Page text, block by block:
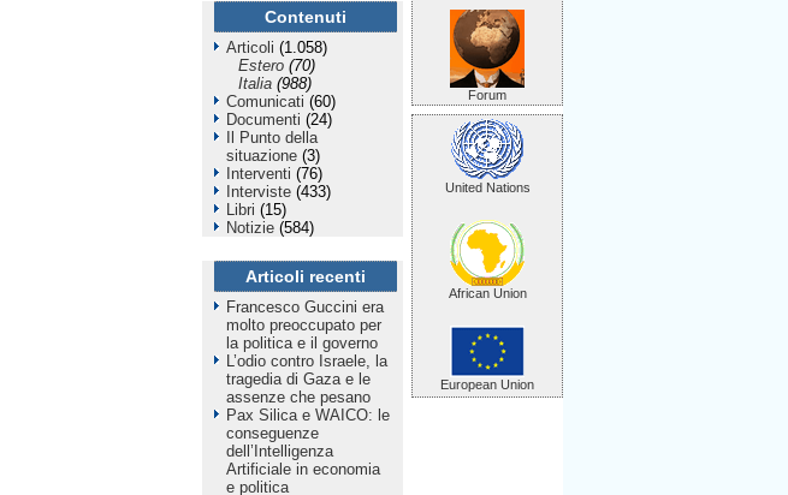
Contenuti
Articoli (1.058)
Estero (70)
Italia (988)
Comunicati (60)
Documenti (24)
Il Punto della
situazione (3)
Interventi (76)
Interviste (433)
Libri (15)
Notizie (584)
Articoli recenti
Francesco Guccini era
molto preoccupato per
la politica e il governo
L’odio contro Israele, la
tragedia di Gaza e le
assenze che pesano
Pax Silica e WAICO: le
conseguenze
dell’Intelligenza
Artificiale in economia
e politica
Forum
United Nations
African Union
European Union